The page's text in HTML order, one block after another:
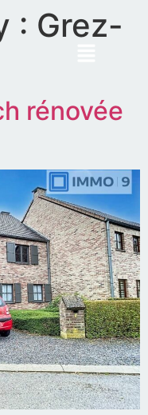
: Grez-
rénovée